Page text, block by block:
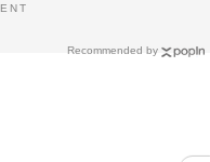
Recommended by